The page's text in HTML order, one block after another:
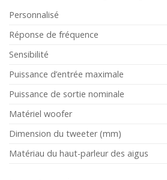
Personnalisé
Réponse de fréquence
Sensibilité
Puissance d’entrée maximale
Puissance de sortie nominale
Matériel woofer
Dimension du tweeter (mm)
Matériau du haut-parleur des aigus